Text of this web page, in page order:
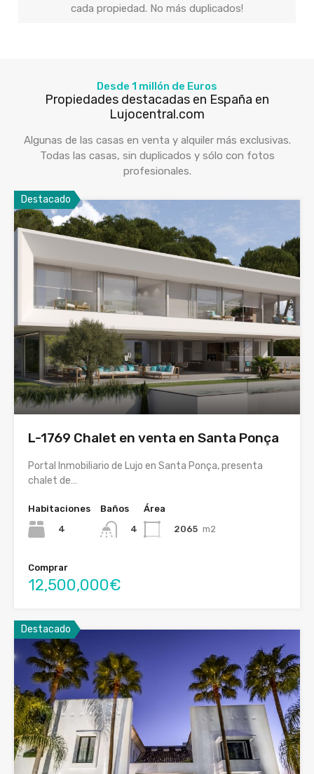
cada propiedad. No más duplicados!
Desde 1 millón de Euros
Propiedades destacadas en España en
Lujocentral.com
Algunas de las casas en venta y alquiler más exclusivas.
Todas las casas, sin duplicados y sólo con fotos
profesionales.
Destacado
L-1769 Chalet en venta en Santa Ponça
Portal Inmobiliario de Lujo en Santa Ponça, presenta
chalet de…
Habitaciones
4
Baños
4
Área
2065 m2
Comprar
12,500,000€
Destacado